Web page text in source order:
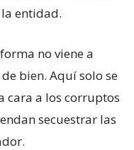
entidad.
no viene a
bien. Aquí solo se
cara a los corruptos
secuestrar las